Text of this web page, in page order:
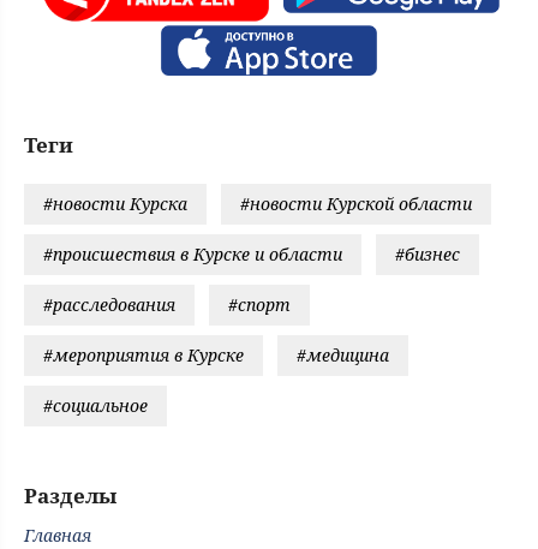
Теги
#новости Курска #новости Курской области
#происшествия в Курске и области #бизнес
#расследования #спорт
#мероприятия в Курске #медицина
#социальное
Разделы
Главная